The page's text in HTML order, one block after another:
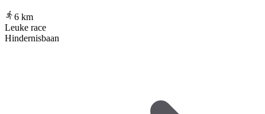
6 km
Leuke race
Hindernisbaan